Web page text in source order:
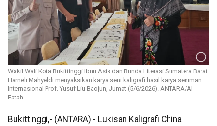
Wakil Wali Kota Bukittinggi Ibnu Asis dan Bunda Literasi Sumatera Barat
Harneli Mahyeldi menyaksikan karya seni kaligrafi hasil karya seniman
Internasional Prof. Yusuf Liu Baojun, Jumat (5/6/2026). ANTARA/Al
Fatah.
Bukittinggi,- (ANTARA) - Lukisan Kaligrafi China